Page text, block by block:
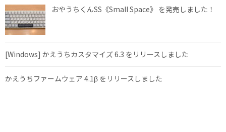
おやうちくんSS《Small Space》 を発売しました！
[Windows] かえうちカスタマイズ 6.3 をリリースしました
かえうちファームウェア 4.1β をリリースしました